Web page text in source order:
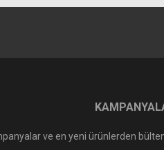
ve en yeni ürünlerden